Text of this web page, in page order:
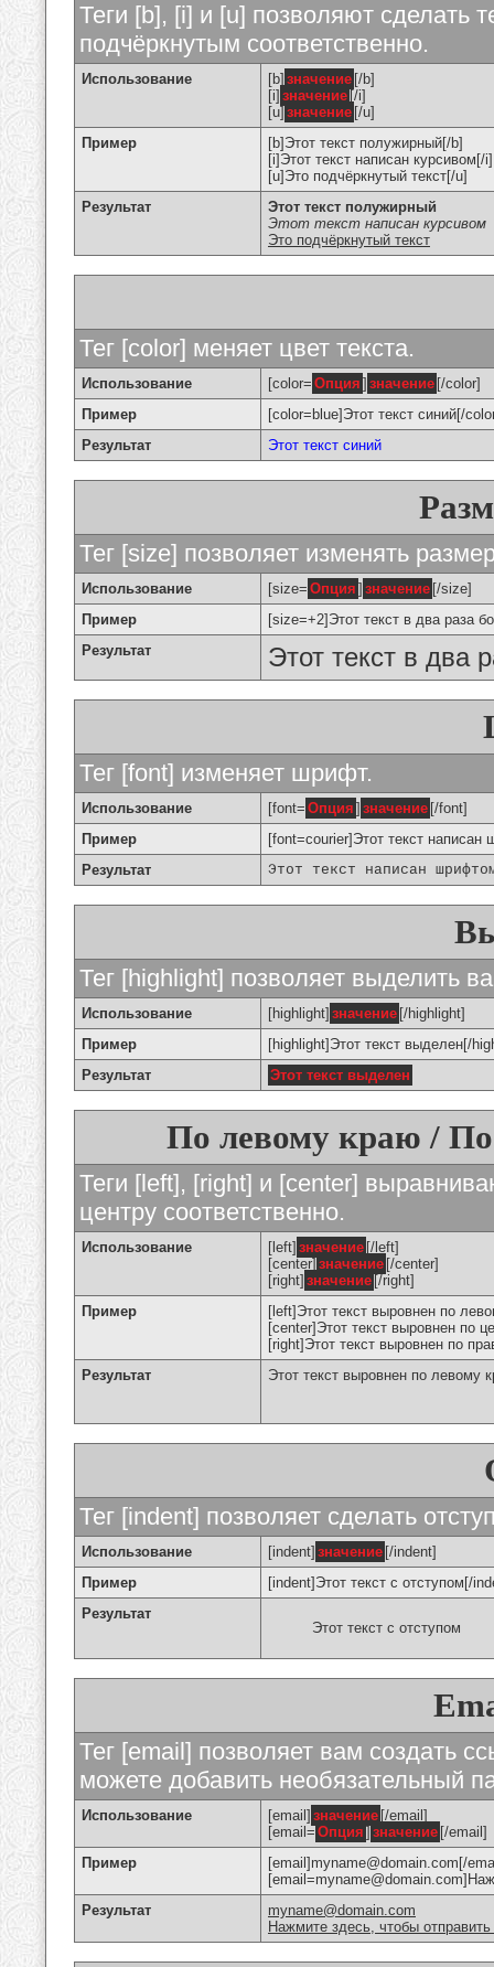
Теги [b], [i] и [u] позволяют сделать
подчёркнутым соответственно.
Использование [b] значение [/b]
[i] значение [/i]
[u] значение [/u]
Пример
[b]Этот текст полужирный[/b]
[i]Этот текст написан курсивом[/i]
[u]Это подчёркнутый текст[/u]
Результат
Этот текст полужирный
Этот текст написан курсивом
Это подчёркнутый текст
Тег [color] меняет цвет текста.
Использование [color= Опция ] значение [/color]
Пример
[color=blue]Этот текст синий[/
Результат
Этот текст синий
Тег [size] позволяет изменять
Использование [size= Опция ] значение [/size]
Пример
[size=+2]Этот текст в два раза
Результат
Этот текст в два
Тег [font] изменяет шрифт.
Использование [font= Опция ] значение [/font]
Пример
[font=courier]Этот текст
Результат
Этот текст написан
Тег [highlight] позволяет выделить
Использование [highlight] значение [/highlight]
Пример
[highlight]Этот текст выделен[/
Результат
Этот текст выделен
По левому краю /
Теги [left], [right] и [center]
центру соответственно.
Использование [left] значение [/left]
[center] значение [/center]
[right] значение [/right]
Пример
[left]Этот текст выровнен по
[center]Этот текст выровнен по
[right]Этот текст выровнен по
Результат
Этот текст выровнен по левому
Тег [indent] позволяет сделать
Использование [indent] значение [/indent]
Пример
[indent]Этот текст с отступом[/
Результат
Этот текст с отступом
Тег [email] позволяет вам создать
можете добавить необязательный
Использование [email] значение [/email]
[email= Опция ] значение [/email]
Пример
[email]myname@domain.com[/
Результат
myname@domain.com
Нажмите здесь, чтобы